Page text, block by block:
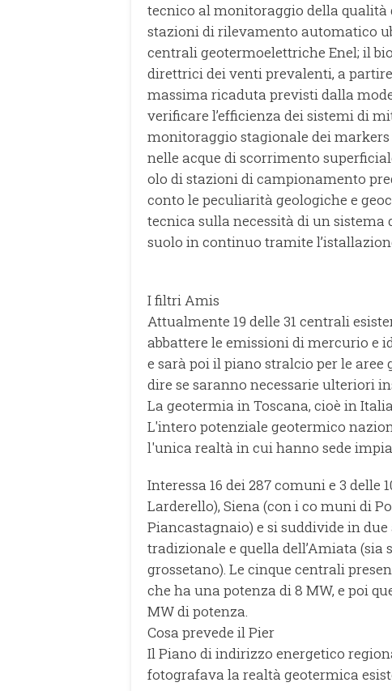
tecnico al monitoraggio della qualità
stazioni di rilevamento automatico
centrali geotermoelettriche Enel; il
direttrici dei venti prevalenti, a
massima ricaduta previsti dalla
verificare l’efficienza dei sistemi di
monitoraggio stagionale dei
nelle acque di scorrimento
olo di stazioni di campionamento
conto le peculiarità geologiche e
tecnica sulla necessità di un
suolo in continuo tramite
I filtri Amis
Attualmente 19 delle 31 centrali
abbattere le emissioni di mercurio e
e sarà poi il piano stralcio per le
dire se saranno necessarie ulteriori
La geotermia in Toscana, cioè in Italia
L'intero potenziale geotermico
l'unica realtà in cui hanno sede
Interessa 16 dei 287 comuni e 3 delle
Larderello), Siena (con i co muni di
Piancastagnaio) e si suddivide in
tradizionale e quella dell’Amiata (sia
grossetano). Le cinque centrali
che ha una potenza di 8 MW, e poi
MW di potenza.
Cosa prevede il Pier
Il Piano di indirizzo energetico
fotografava la realtà geotermica